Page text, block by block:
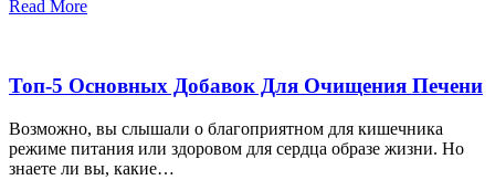
Read More
Топ-5 Основных Добавок Для Очищения Печени
Возможно, вы слышали о благоприятном для кишечника
режиме питания или здоровом для сердца образе жизни. Но
знаете ли вы, какие…